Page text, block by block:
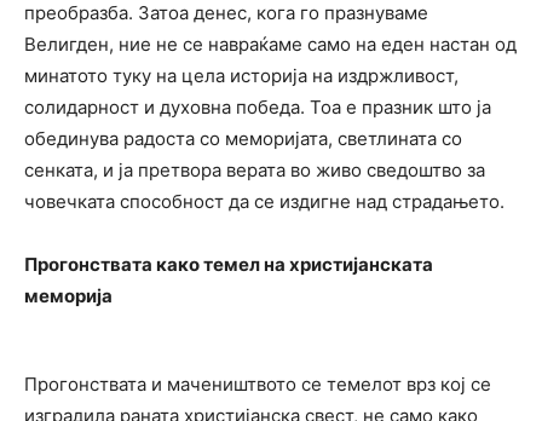
преобразба. Затоа денес, кога го празнуваме
Велигден, ние не се навраќаме само на еден настан од
минатото туку на цела историја на издржливост,
солидарност и духовна победа. Тоа е празник што ја
обединува радоста со меморијата, светлината со
сенката, и ја претвора верата во живо сведоштво за
човечката способност да се издигне над страдањето.
Прогонствата како темел на христијанската
меморија
Прогонствата и мачеништвото се темелот врз кој се
изградила раната христијанска свест, не само како